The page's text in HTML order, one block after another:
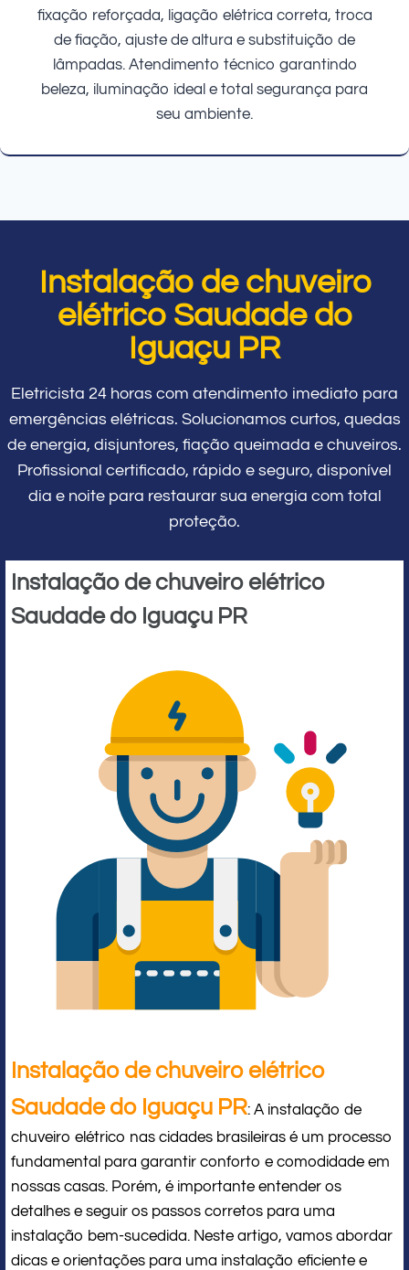
fixação reforçada, ligação elétrica correta, troca
de fiação, ajuste de altura e substituição de
lâmpadas. Atendimento técnico garantindo
beleza, iluminação ideal e total segurança para
seu ambiente.
Instalação de chuveiro
elétrico Saudade do
Iguaçu PR
Eletricista 24 horas com atendimento imediato para
emergências elétricas. Solucionamos curtos, quedas
de energia, disjuntores, fiação queimada e chuveiros.
Profissional certificado, rápido e seguro, disponível
dia e noite para restaurar sua energia com total
proteção.
Instalação de chuveiro elétrico
Saudade do Iguaçu PR
Instalação de chuveiro elétrico
Saudade do Iguaçu PR: A instalação de
chuveiro elétrico nas cidades brasileiras é um processo
fundamental para garantir conforto e comodidade em
nossas casas. Porém, é importante entender os
detalhes e seguir os passos corretos para uma
instalação bem-sucedida. Neste artigo, vamos abordar
dicas e orientações para uma instalação eficiente e